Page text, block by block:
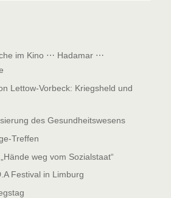
im Kino ⋯ Hadamar ⋯
Lettow-Vorbeck: Kriegsheld und
des Gesundheitswesens
Treffen
weg vom Sozialstaat“
Festival in Limburg